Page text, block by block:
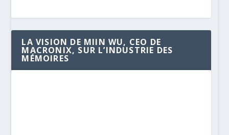
LA VISION DE MIIN WU, CEO DE
MACRONIX, SUR L’INDUSTRIE DES
MÉMOIRES